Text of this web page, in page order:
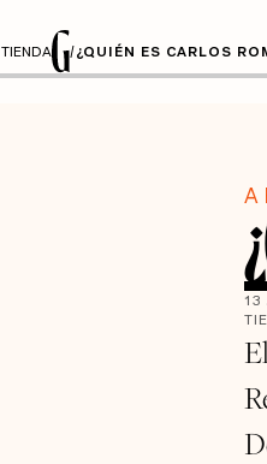
TIENDA /¿QUIÉN ES CARLOS
13